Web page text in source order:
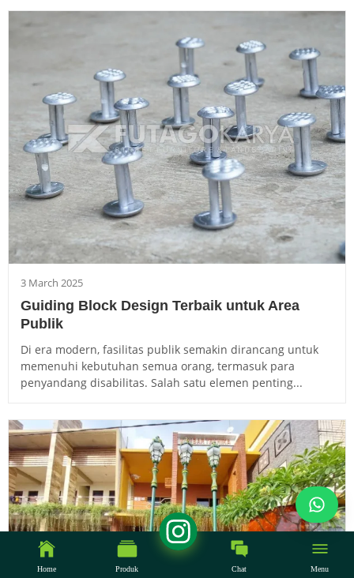
3 March 2025
Guiding Block Design Terbaik untuk Area
Publik
Di era modern, fasilitas publik semakin dirancang untuk
memenuhi kebutuhan semua orang, termasuk para
penyandang disabilitas. Salah satu elemen penting...
Home Produk Chat Menu